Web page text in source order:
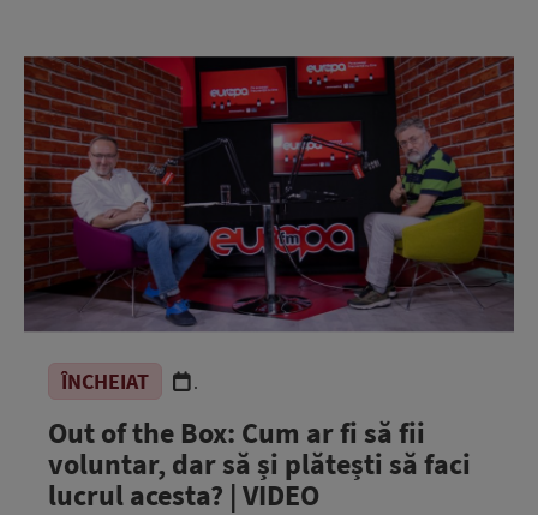
ÎNCHEIAT .
Out of the Box: Cum ar fi să fii
voluntar, dar să și plătești să faci
lucrul acesta? | VIDEO